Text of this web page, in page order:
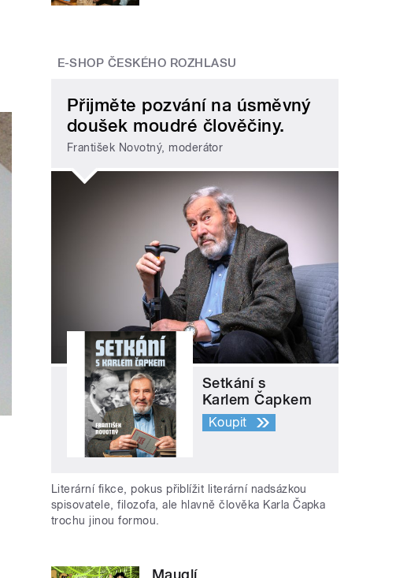
E-SHOP ČESKÉHO ROZHLASU
Přijměte pozvání na úsměvný
doušek moudré člověčiny.
František Novotný, moderátor
Setkání s
Karlem Čapkem
Koupit
Literární fikce, pokus přiblížit literární nadsázkou
spisovatele, filozofa, ale hlavně člověka Karla Čapka
trochu jinou formou.
Mauglí